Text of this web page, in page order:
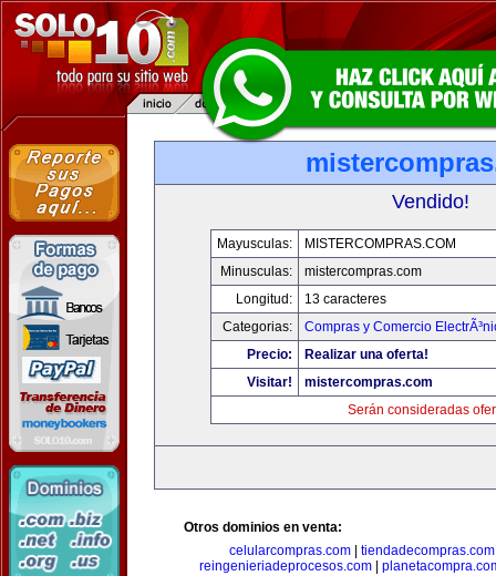
Vendido!
Mayusculas:
MISTERCOMPRAS.COM
Minusculas:
mistercompras.com
Longitud:
13 caracteres
Categorias:
Compras y Comercio
Precio:
Realizar una oferta!
Visitar!
mistercompras.com
Serán consideradas
Otros dominios en venta:
celularcompras.com| tiendadecompras.com
reingenieriadeprocesos.com|